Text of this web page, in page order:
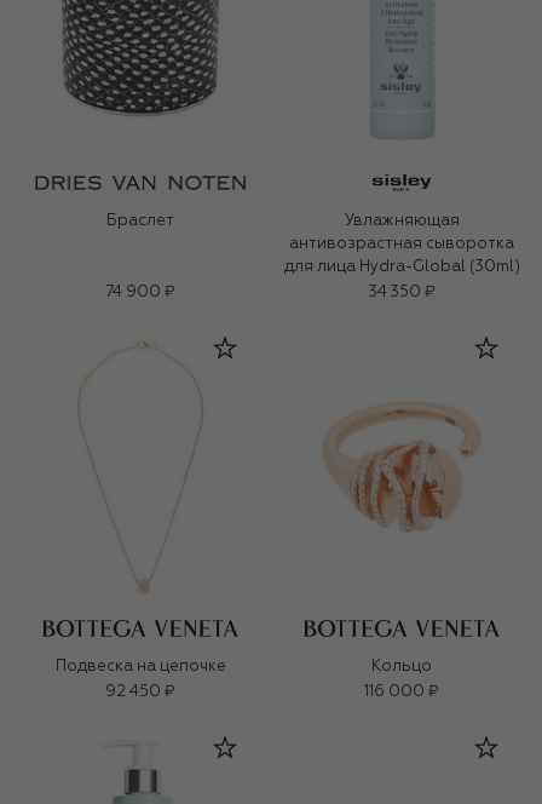
Браслет
74 900 ₽
Увлажняющая
антивозрастная сыворотка
для лица Hydra-Global (30ml)
34 350 ₽
Подвеска на цепочке
92 450 ₽
Кольцо
116 000 ₽